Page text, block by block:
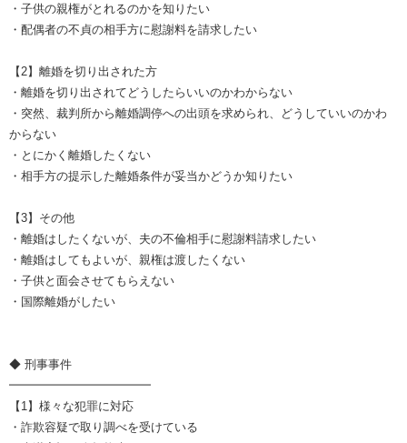
・子供の親権がとれるのかを知りたい
・配偶者の不貞の相手方に慰謝料を請求したい
【2】離婚を切り出された方
・離婚を切り出されてどうしたらいいのかわからない
・突然、裁判所から離婚調停への出頭を求められ、どうしていいのかわ
からない
・とにかく離婚したくない
・相手方の提示した離婚条件が妥当かどうか知りたい
【3】その他
・離婚はしたくないが、夫の不倫相手に慰謝料請求したい
・離婚はしてもよいが、親権は渡したくない
・子供と面会させてもらえない
・国際離婚がしたい
◆ 刑事事件
━━━━━━━━━━━━
【1】様々な犯罪に対応
・詐欺容疑で取り調べを受けている